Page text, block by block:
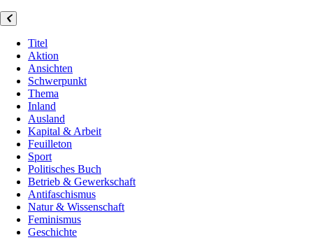
Titel
Aktion
Ansichten
Schwerpunkt
Thema
Inland
Ausland
Kapital & Arbeit
Feuilleton
Sport
Politisches Buch
Betrieb & Gewerkschaft
Antifaschismus
Natur & Wissenschaft
Feminismus
Geschichte